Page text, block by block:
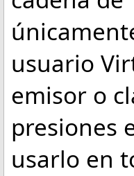
usuario
emisor o
presiones
usarlo en